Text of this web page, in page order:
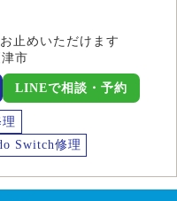
止めいただけます
市
LINEで相談・予約
Switch修理